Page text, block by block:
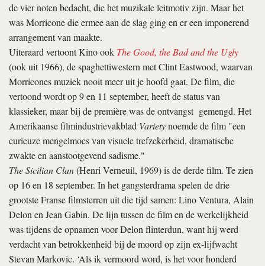
de vier noten bedacht, die het muzikale leitmotiv zijn. Maar het
was Morricone die ermee aan de slag ging en er een imponerend
arrangement van maakte.
Uiteraard vertoont Kino ook The Good, the Bad and the Ugly
(ook uit 1966), de spaghettiwestern met Clint Eastwood, waarvan
Morricones muziek nooit meer uit je hoofd gaat. De film, die
vertoond wordt op 9 en 11 september, heeft de status van
klassieker, maar bij de première was de ontvangst gemengd. Het
Amerikaanse filmindustrievakblad Varietynoemde de film "een
curieuze mengelmoes van visuele trefzekerheid, dramatische
zwakte en aanstootgevend sadisme."
The Sicilian Clan(Henri Verneuil, 1969) is de derde film. Te zien
op 16 en 18 september. In het gangsterdrama spelen de drie
grootste Franse filmsterren uit die tijd samen: Lino Ventura, Alain
Delon en Jean Gabin. De lijn tussen de film en de werkelijkheid
was tijdens de opnamen voor Delon flinterdun, want hij werd
verdacht van betrokkenheid bij de moord op zijn ex-lijfwacht
Stevan Markovic. ‘Als ik vermoord word, is het voor honderd